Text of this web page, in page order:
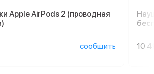
Apple AirPods 2 (проводная
сообщить 10